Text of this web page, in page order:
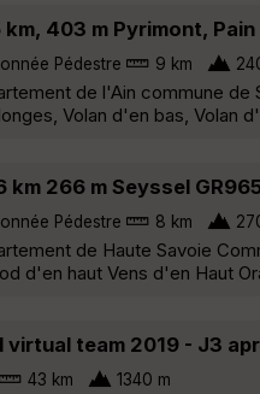
km, 403 m Pyrimont,
Pédestre 9 km
de l'Ain commune de
Volan d'en bas, Volan
km 266 m Seyssel
Pédestre 8 km
de Haute Savoie
d'en haut Vens d'en Haut
virtual team 2019 - J3
43 km 1340 m